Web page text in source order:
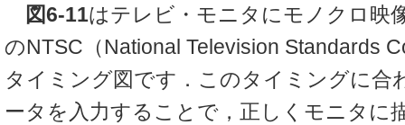
図6-11はテレビ・モニタにモノクロ映
のNTSC（National Television Standards
タイミング図です．このタイミングに合
ータを入力することで，正しくモニタに